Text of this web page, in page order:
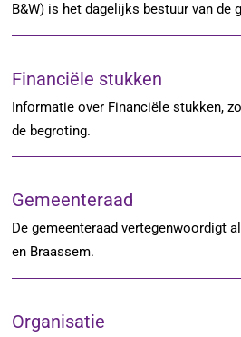
B&W) is het dagelijks bestuur van de
Financiële stukken
Informatie over Financiële stukken,
de begroting.
Gemeenteraad
De gemeenteraad vertegenwoordigt
en Braassem.
Organisatie